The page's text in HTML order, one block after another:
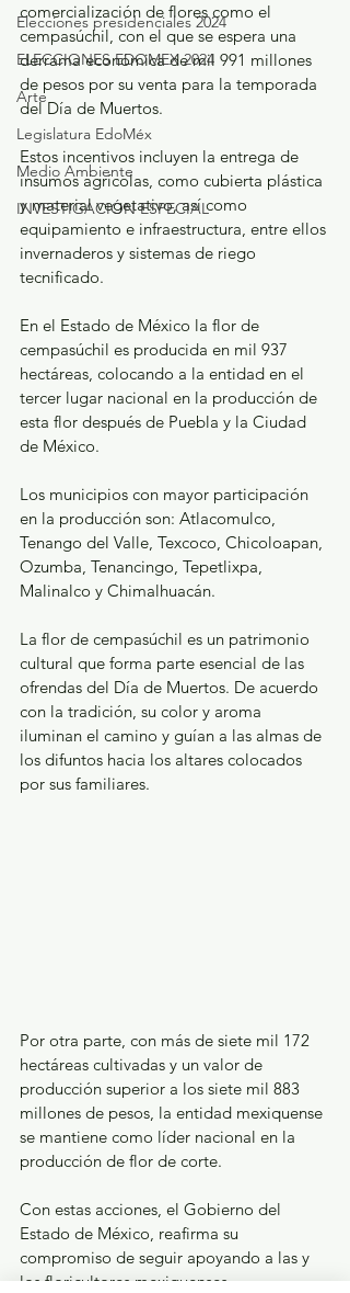
Elecciones presidenciales 2024
ELECCIONES EDOMEX 2024
Arte
Legislatura EdoMéx
Medio Ambiente
INVESTIGACIÓN ESPECIAL
comercialización de flores como el
cempasúchil, con el que se espera una
derrama económica de mil 991 millones
de pesos por su venta para la temporada
del Día de Muertos.
Estos incentivos incluyen la entrega de
insumos agrícolas, como cubierta plástica
y material vegetativo, así como
equipamiento e infraestructura, entre ellos
invernaderos y sistemas de riego
tecnificado.
En el Estado de México la flor de
cempasúchil es producida en mil 937
hectáreas, colocando a la entidad en el
tercer lugar nacional en la producción de
esta flor después de Puebla y la Ciudad
de México.
Los municipios con mayor participación
en la producción son: Atlacomulco,
Tenango del Valle, Texcoco, Chicoloapan,
Ozumba, Tenancingo, Tepetlixpa,
Malinalco y Chimalhuacán.
La flor de cempasúchil es un patrimonio
cultural que forma parte esencial de las
ofrendas del Día de Muertos. De acuerdo
con la tradición, su color y aroma
iluminan el camino y guían a las almas de
los difuntos hacia los altares colocados
por sus familiares.
Por otra parte, con más de siete mil 172
hectáreas cultivadas y un valor de
producción superior a los siete mil 883
millones de pesos, la entidad mexiquense
se mantiene como líder nacional en la
producción de flor de corte.
Con estas acciones, el Gobierno del
Estado de México, reafirma su
compromiso de seguir apoyando a las y
los floricultores mexiquenses,